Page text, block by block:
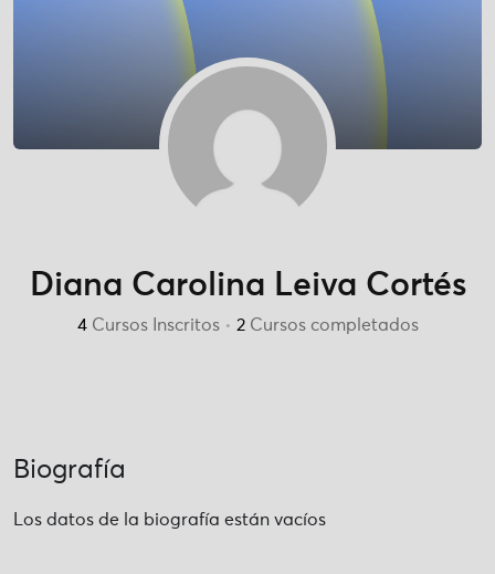
Diana Carolina Leiva Cortés
4Cursos Inscritos • 2Cursos completados
Biografía
Los datos de la biografía están vacíos